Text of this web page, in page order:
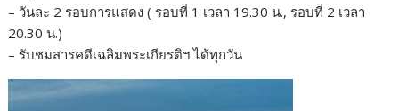
– วันละ 2 รอบการแสดง ( รอบที่ 1 เวลา 19.30 น., รอบที่ 2 เวลา
20.30 น.)
– รับชมสารคดีเฉลิมพระเกียรติฯ ได้ทุกวัน